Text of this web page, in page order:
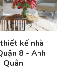
kế nhà
8 - Anh
Quân